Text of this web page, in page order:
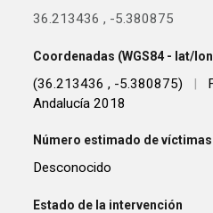
36.213436 , -5.380875
Coordenadas (WGS84 - lat/
(36.213436 , -5.380875) |
Andalucía 2018
Número estimado de
Desconocido
Estado de la intervención